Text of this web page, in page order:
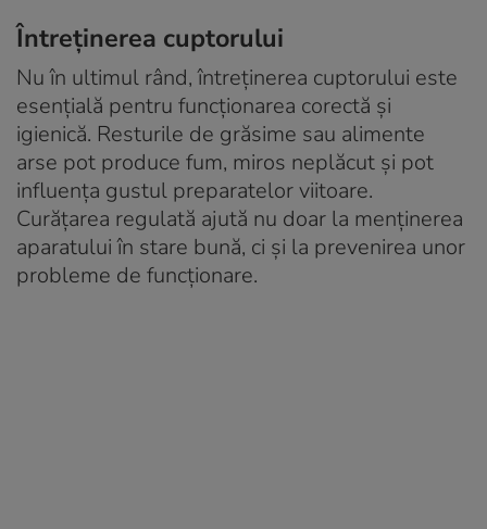
Întreținerea cuptorului
Nu în ultimul rând, întreținerea cuptorului este
esențială pentru funcționarea corectă și
igienică. Resturile de grăsime sau alimente
arse pot produce fum, miros neplăcut și pot
influența gustul preparatelor viitoare.
Curățarea regulată ajută nu doar la menținerea
aparatului în stare bună, ci și la prevenirea unor
probleme de funcționare.